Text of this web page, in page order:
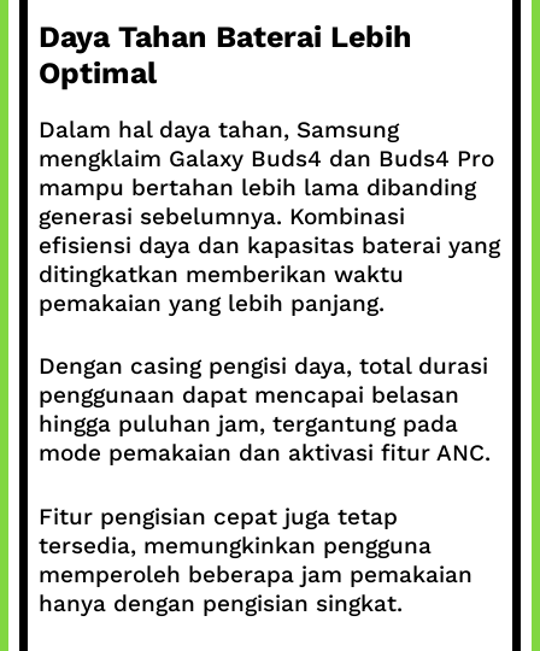
Daya Tahan Baterai Lebih
Optimal
Dalam hal daya tahan, Samsung
mengklaim Galaxy Buds4 dan Buds4 Pro
mampu bertahan lebih lama dibanding
generasi sebelumnya. Kombinasi
efisiensi daya dan kapasitas baterai yang
ditingkatkan memberikan waktu
pemakaian yang lebih panjang.
Dengan casing pengisi daya, total durasi
penggunaan dapat mencapai belasan
hingga puluhan jam, tergantung pada
mode pemakaian dan aktivasi fitur ANC.
Fitur pengisian cepat juga tetap
tersedia, memungkinkan pengguna
memperoleh beberapa jam pemakaian
hanya dengan pengisian singkat.